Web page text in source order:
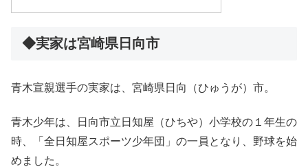
◆実家は宮崎県日向市
青木宣親選手の実家は、宮崎県日向（ひゅうが）市。
青木少年は、日向市立日知屋（ひちや）小学校の１年生の
時、「全日知屋スポーツ少年団」の一員となり、野球を始
めました。